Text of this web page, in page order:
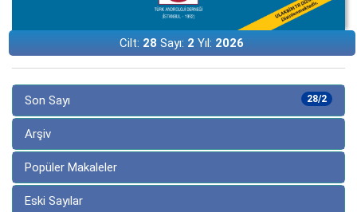
Cilt: 28 Sayı: 2 Yıl: 2026
28/2
Son Sayı
Arşiv
Popüler Makaleler
Eski Sayılar